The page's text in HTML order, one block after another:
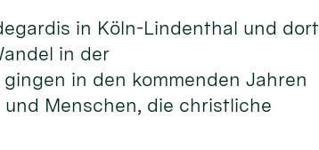
in Köln-Lindenthal und dort
in der
in den kommenden Jahren
Menschen, die christliche